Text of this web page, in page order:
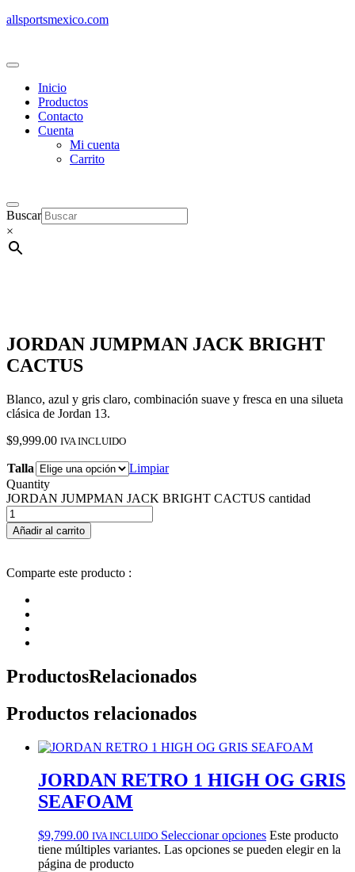
allsportsmexico.com
Inicio
Productos
Contacto
Cuenta
Mi cuenta
Carrito
Buscar
×
JORDAN JUMPMAN JACK BRIGHT
CACTUS
Blanco, azul y gris claro, combinación suave y fresca en una silueta
clásica de Jordan 13.
$9,999.00 IVA INCLUIDO
Talla
Limpiar
Quantity
JORDAN JUMPMAN JACK BRIGHT CACTUS cantidad
Añadir al carrito
Comparte este producto :
ProductosRelacionados
Productos relacionados
JORDAN RETRO 1 HIGH OG GRIS
SEAFOAM
$9,799.00 IVA INCLUIDO Seleccionar opciones Este producto
tiene múltiples variantes. Las opciones se pueden elegir en la
página de producto